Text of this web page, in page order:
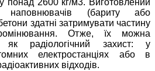
понад 2600 кг/м3. Виготовлений
наповнювачів (бариту або
здатні затримувати частину
Отже, їх можна
як радіологічний захист: у
електростанціях або в
відходів.